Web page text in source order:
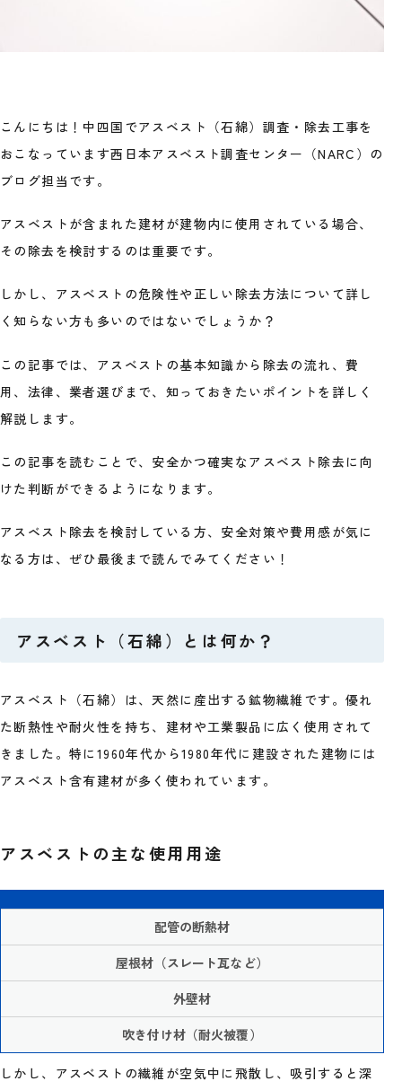
こんにちは！中四国でアスベスト（石綿）調査・除去工事を
おこなっています西日本アスベスト調査センター（NARC）の
ブログ担当です。
アスベストが含まれた建材が建物内に使用されている場合、
その除去を検討するのは重要です。
しかし、アスベストの危険性や正しい除去方法について詳し
く知らない方も多いのではないでしょうか？
この記事では、アスベストの基本知識から除去の流れ、費
用、法律、業者選びまで、知っておきたいポイントを詳しく
解説します。
この記事を読むことで、安全かつ確実なアスベスト除去に向
けた判断ができるようになります。
アスベスト除去を検討している方、安全対策や費用感が気に
なる方は、ぜひ最後まで読んでみてください！
アスベスト（石綿）とは何か？
アスベスト（石綿）は、天然に産出する鉱物繊維です。優れ
た断熱性や耐火性を持ち、建材や工業製品に広く使用されて
きました。特に1960年代から1980年代に建設された建物には
アスベスト含有建材が多く使われています。
アスベストの主な使用用途
配管の断熱材
屋根材（スレート瓦など）
外壁材
吹き付け材（耐火被覆）
しかし、アスベストの繊維が空気中に飛散し、吸引すると深